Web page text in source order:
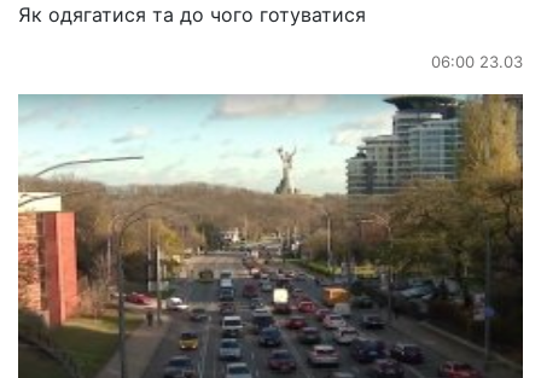
Як одягатися та до чого готуватися
06:00 23.03